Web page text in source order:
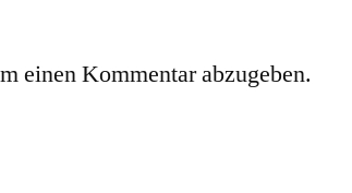
einen Kommentar abzugeben.